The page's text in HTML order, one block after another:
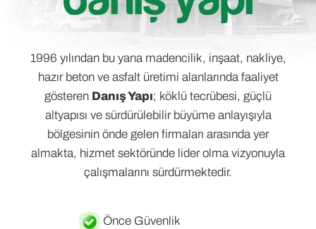
1996 yılından bu yana madencilik, inşaat, nakliye,
hazır beton ve asfalt üretimi alanlarında faaliyet
gösteren Danış Yapı; köklü tecrübesi, güçlü
altyapısı ve sürdürülebilir büyüme anlayışıyla
bölgesinin önde gelen firmaları arasında yer
almakta, hizmet sektöründe lider olma vizyonuyla
çalışmalarını sürdürmektedir.
Önce Güvenlik